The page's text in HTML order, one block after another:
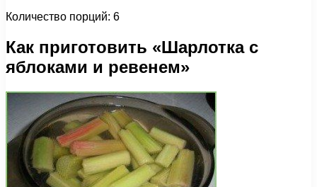
Количество порций: 6
Как приготовить «Шарлотка с
яблоками и ревенем»